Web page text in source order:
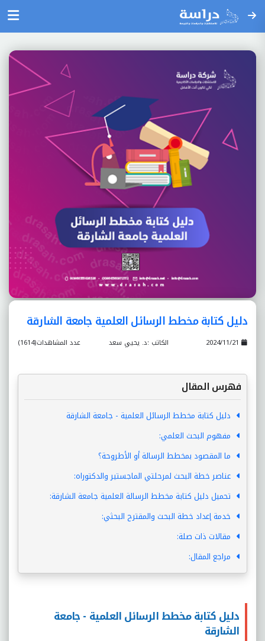
دليل كتابة مخطط الرسائل العلمية جامعة الشارقة
عدد المشاهدات(1614) الكاتب :د. يحيي سعد
فهرس المقال
دليل كتابة مخطط الرسائل العلمية - جامعة الشارقة
مفهوم البحث العلمي:
ما المقصود بمخطط الرسالة أو الأطروحة؟
عناصر خطة البحث لمرحلتي الماجستير والدكتوراه:
تحميل دليل كتابة مخطط الرسالة العلمية جامعة الشارقة:
خدمة إعداد خطة البحث والمقترح البحثي:
مقالات ذات صلة:
مراجع المقال:
دليل كتابة مخطط الرسائل العلمية - جامعة
الشارقة